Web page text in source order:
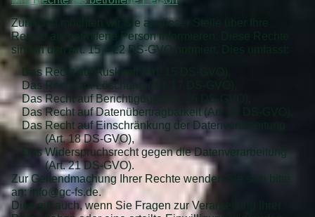
Zunächst möchten wir Sie an dieser Stelle über Ihre
Rechte als betroffene Person informieren. Diese Rechte
sind in den Art. 15 – 22 DS-GVO normiert. Dies umfasst:
Das Recht auf Auskunft (Art. 15 DS-GVO),
Das Recht auf Löschung (Art. 17 DS-GVO),
Das Recht auf Berichtigung (Art. 16 DS-GVO),
Das Recht auf Datenübertragbarkeit (Art. 20 DS-GVO),
Das Recht auf Einschränkung der Datenverarbeitung
(Art. 18 DS-GVO),
Das Widerspruchsrecht gegen die Datenverarbeitung
(Art. 21 DS-GVO).
Zur Geltendmachung Ihrer Rechte wenden Sie sich bitte
an: info@gc-fs.de.
Dies gilt auch, wenn Sie Fragen zur Verarbeitung Ihrer